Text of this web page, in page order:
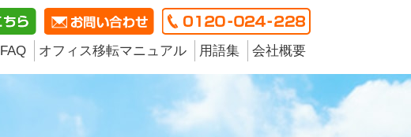
FAQ オフィス移転マニュアル 用語集 会社概要